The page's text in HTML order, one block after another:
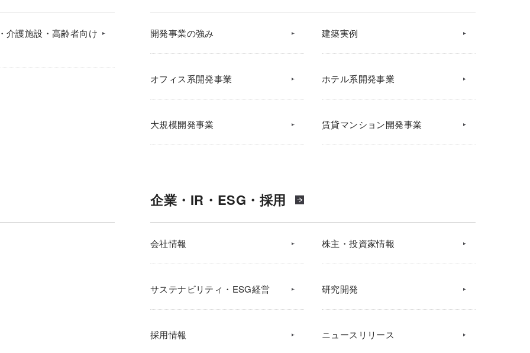
介護施設・高齢者向け 開発事業の強み 建築実例
オフィス系開発事業 ホテル系開発事業
大規模開発事業 賃貸マンション開発事業
企業・IR・ESG・採用
会社情報 株主・投資家情報
サステナビリティ・ESG経営 研究開発
採用情報 ニュースリリース